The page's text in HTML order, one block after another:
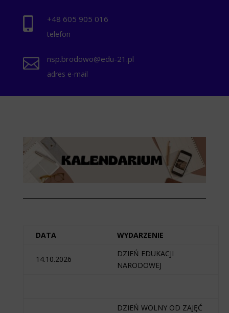
 +48 ‭605 905 016‬
telefon
 nsp.brodowo@edu-21.pl
adres e-mail
DATA WYDARZENIE
14.10.2026
DZIEŃ EDUKACJI
NARODOWEJ
DZIEŃ WOLNY OD ZAJĘĆ